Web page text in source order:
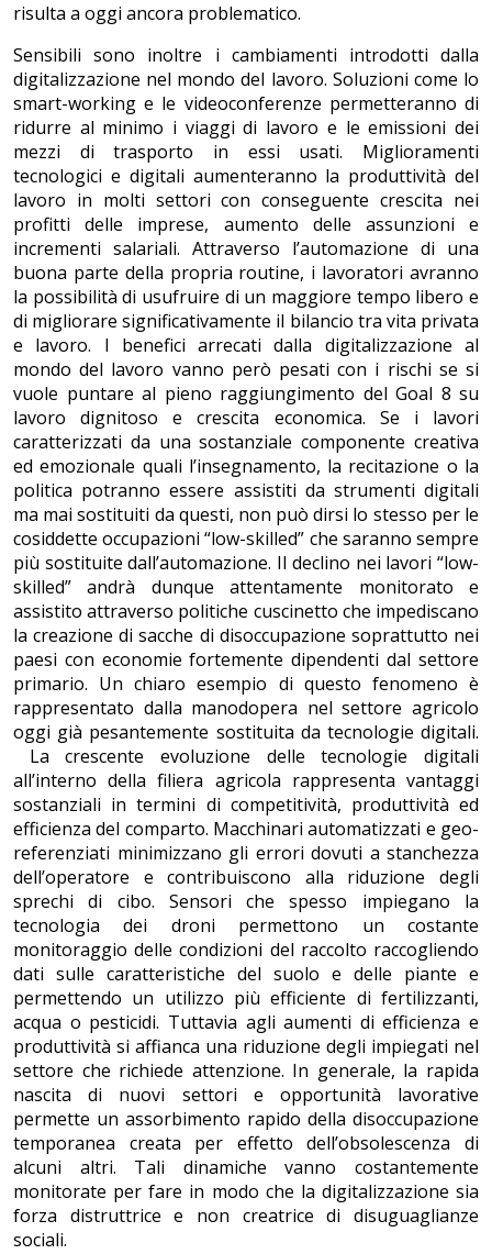
risulta a oggi ancora problematico.
Sensibili sono inoltre i cambiamenti introdotti dalla
digitalizzazione nel mondo del lavoro. Soluzioni come lo
smart-working e le videoconferenze permetteranno di
ridurre al minimo i viaggi di lavoro e le emissioni dei
mezzi di trasporto in essi usati. Miglioramenti
tecnologici e digitali aumenteranno la produttività del
lavoro in molti settori con conseguente crescita nei
profitti delle imprese, aumento delle assunzioni e
incrementi salariali. Attraverso l’automazione di una
buona parte della propria routine, i lavoratori avranno
la possibilità di usufruire di un maggiore tempo libero e
di migliorare significativamente il bilancio tra vita privata
e lavoro. I benefici arrecati dalla digitalizzazione al
mondo del lavoro vanno però pesati con i rischi se si
vuole puntare al pieno raggiungimento del Goal 8 su
lavoro dignitoso e crescita economica. Se i lavori
caratterizzati da una sostanziale componente creativa
ed emozionale quali l’insegnamento, la recitazione o la
politica potranno essere assistiti da strumenti digitali
ma mai sostituiti da questi, non può dirsi lo stesso per le
cosiddette occupazioni “low-skilled” che saranno sempre
più sostituite dall’automazione. Il declino nei lavori “low-
skilled” andrà dunque attentamente monitorato e
assistito attraverso politiche cuscinetto che impediscano
la creazione di sacche di disoccupazione soprattutto nei
paesi con economie fortemente dipendenti dal settore
primario. Un chiaro esempio di questo fenomeno è
rappresentato dalla manodopera nel settore agricolo
oggi già pesantemente sostituita da tecnologie digitali.
La crescente evoluzione delle tecnologie digitali
all’interno della filiera agricola rappresenta vantaggi
sostanziali in termini di competitività, produttività ed
efficienza del comparto. Macchinari automatizzati e geo-
referenziati minimizzano gli errori dovuti a stanchezza
dell’operatore e contribuiscono alla riduzione degli
sprechi di cibo. Sensori che spesso impiegano la
tecnologia dei droni permettono un costante
monitoraggio delle condizioni del raccolto raccogliendo
dati sulle caratteristiche del suolo e delle piante e
permettendo un utilizzo più efficiente di fertilizzanti,
acqua o pesticidi. Tuttavia agli aumenti di efficienza e
produttività si affianca una riduzione degli impiegati nel
settore che richiede attenzione. In generale, la rapida
nascita di nuovi settori e opportunità lavorative
permette un assorbimento rapido della disoccupazione
temporanea creata per effetto dell’obsolescenza di
alcuni altri. Tali dinamiche vanno costantemente
monitorate per fare in modo che la digitalizzazione sia
forza distruttrice e non creatrice di disuguaglianze
sociali.